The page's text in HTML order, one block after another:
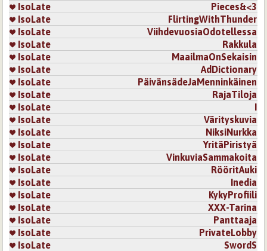
IsoLate
Pieces&<3
IsoLate
FlirtingWithThunder
IsoLate
ViihdevuosiaOdotellessa
IsoLate
Rakkula
IsoLate
MaailmaOnSekaisin
IsoLate
AdDictionary
IsoLate
PäivänsädeJaMenninkäinen
IsoLate
RajaTiloja
IsoLate
I
IsoLate
Värityskuvia
IsoLate
NiksiNurkka
IsoLate
YritäPiristyä
IsoLate
VinkuviaSammakoita
IsoLate
RööritAuki
IsoLate
Inedia
IsoLate
KykyProfiili
IsoLate
XXX-Tarina
IsoLate
Panttaaja
IsoLate
PrivateLobby
IsoLate
SwordS